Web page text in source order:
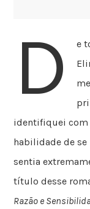
D
e
identifiquei com
habilidade de
sentia
título desse
Razão e